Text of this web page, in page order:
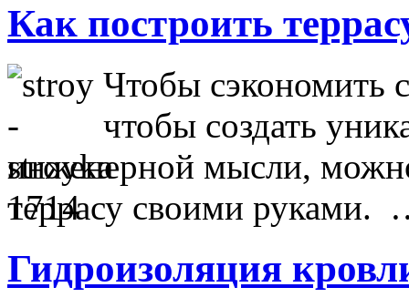
Как построить
Чтобы сэкономить
чтобы создать
инженерной мысли,
террасу своими руками.
Гидроизоляция